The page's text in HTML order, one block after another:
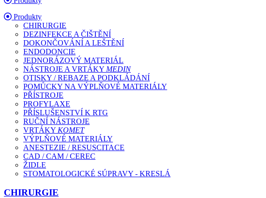
Produkty
CHIRURGIE
DEZINFEKCE A ČIŠTĚNÍ
DOKONČOVÁNÍ A LEŠTĚNÍ
ENDODONCIE
JEDNORÁZOVÝ MATERIÁL
NÁSTROJE A VRTÁKY MEDIN
OTISKY / REBAZE A PODKLÁDÁNÍ
POMŮCKY NA VÝPLŇOVÉ MATERIÁLY
PŘÍSTROJE
PROFYLAXE
PŘÍSLUŠENSTVÍ K RTG
RUČNÍ NÁSTROJE
VRTÁKY KOMET
VÝPLŇOVÉ MATERIÁLY
ANESTEZIE / RESUSCITACE
CAD / CAM / CEREC
ŽIDLE
STOMATOLOGICKÉ SÚPRAVY - KRESLÁ
CHIRURGIE